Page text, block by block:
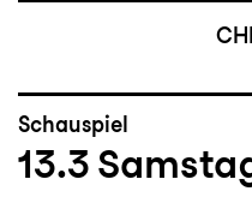
Schauspiel
13.3